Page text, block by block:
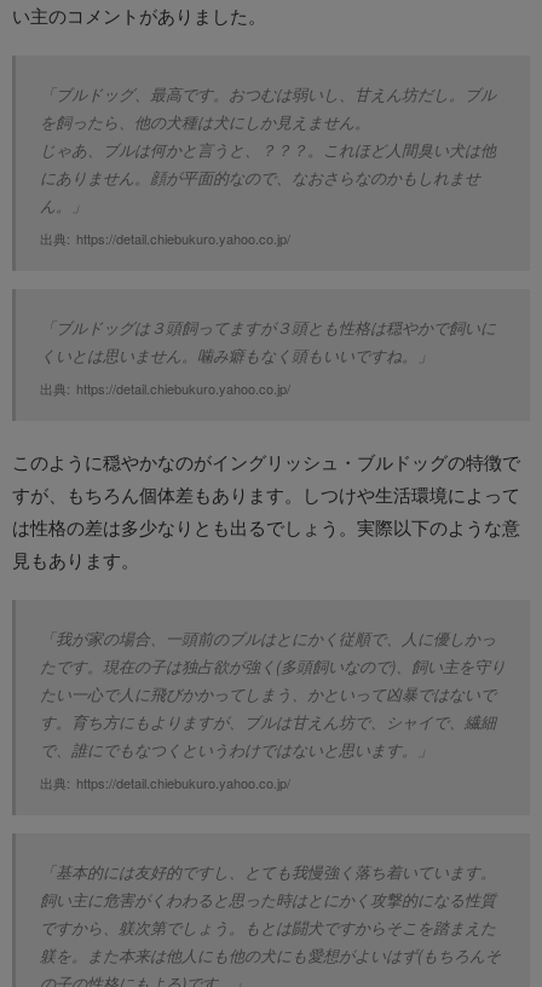
い主のコメントがありました。
「ブルドッグ、最高です。おつむは弱いし、甘えん坊だし。ブル
を飼ったら、他の犬種は犬にしか見えません。
じゃあ、ブルは何かと言うと、？？？。これほど人間臭い犬は他
にありません。顔が平面的なので、なおさらなのかもしれませ
ん。」
出典: https://detail.chiebukuro.yahoo.co.jp/
「ブルドッグは３頭飼ってますが３頭とも性格は穏やかで飼いに
くいとは思いません。噛み癖もなく頭もいいですね。」
出典: https://detail.chiebukuro.yahoo.co.jp/
このように穏やかなのがイングリッシュ・ブルドッグの特徴で
すが、もちろん個体差もあります。しつけや生活環境によって
は性格の差は多少なりとも出るでしょう。実際以下のような意
見もあります。
「我が家の場合、一頭前のブルはとにかく従順で、人に優しかっ
たです。現在の子は独占欲が強く(多頭飼いなので)、飼い主を守り
たい一心で人に飛びかかってしまう、かといって凶暴ではないで
す。育ち方にもよりますが、ブルは甘えん坊で、シャイで、繊細
で、誰にでもなつくというわけではないと思います。」
出典: https://detail.chiebukuro.yahoo.co.jp/
「基本的には友好的ですし、とても我慢強く落ち着いています。
飼い主に危害がくわわると思った時はとにかく攻撃的になる性質
ですから、躾次第でしょう。もとは闘犬ですからそこを踏まえた
躾を。また本来は他人にも他の犬にも愛想がよいはず(もちろんそ